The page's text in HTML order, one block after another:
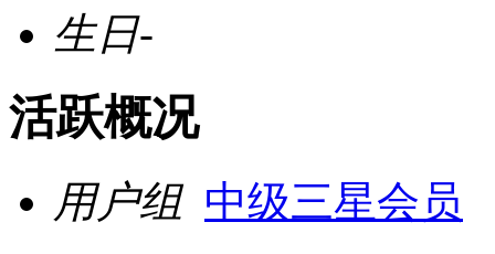
生日-
活跃概况
用户组 中级三星会员